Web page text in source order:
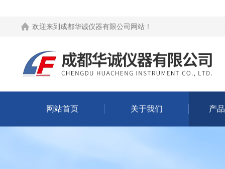
欢迎来到 成都华诚仪器有限公司网站 ！
网站首页 关于我们 产